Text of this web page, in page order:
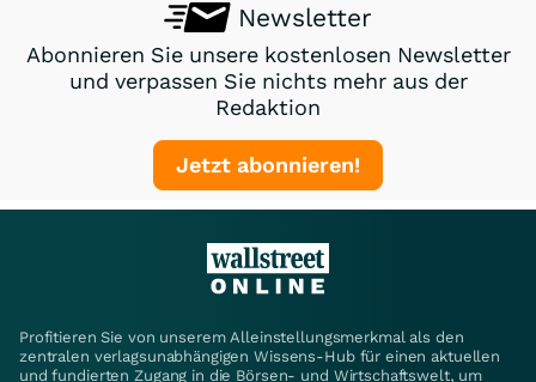
Newsletter
Abonnieren Sie unsere kostenlosen Newsletter
und verpassen Sie nichts mehr aus der
Redaktion
Jetzt abonnieren!
Profitieren Sie von unserem Alleinstellungsmerkmal als den
zentralen verlagsunabhängigen Wissens-Hub für einen aktuellen
und fundierten Zugang in die Börsen- und Wirtschaftswelt, um